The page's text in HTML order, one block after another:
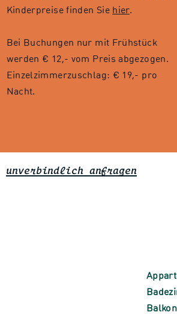
Kinderpreise finden Sie hier.
Bei Buchungen nur mit Frühstück
werden € 12,- vom Preis abgezogen.
Einzelzimmerzuschlag: € 19,- pro
Nacht.
unverbindlich anfragen